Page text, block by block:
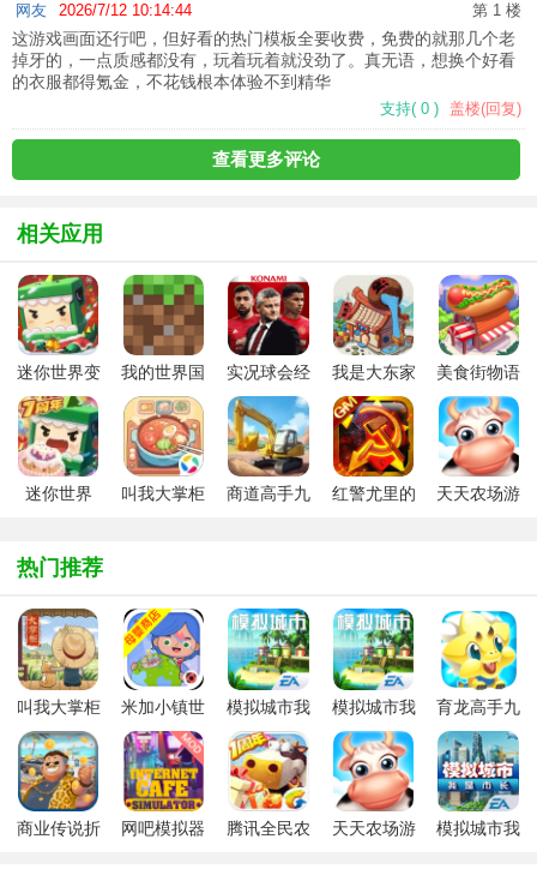
第 1 楼
网友 2026/7/12 10:14:44
这游戏画面还行吧，但好看的热门模板全要收费，免费的就那几个老
掉牙的，一点质感都没有，玩着玩着就没劲了。真无语，想换个好看
的衣服都得氪金，不花钱根本体验不到精华
支持( 0 ) 盖楼(回复)
查看更多评论
相关应用
迷你世界变
形金刚皮肤
版
我的世界国
际版2026最
新版本
(minecraft)
实况球会经
理手游
我是大东家
手游
美食街物语
最新版
迷你世界
叫我大掌柜
商道高手九
红警尤里的
天天农场游
热门推荐
叫我大掌柜
官方版
米加小镇世
界
migaworld
下载无广告
1.100
模拟城市我
是市长九游
版2025最新
版
模拟城市我
是市长手机
最新版
育龙高手九
游版最新版
商业传说折
网吧模拟器
腾讯全民农
天天农场游
模拟城市我